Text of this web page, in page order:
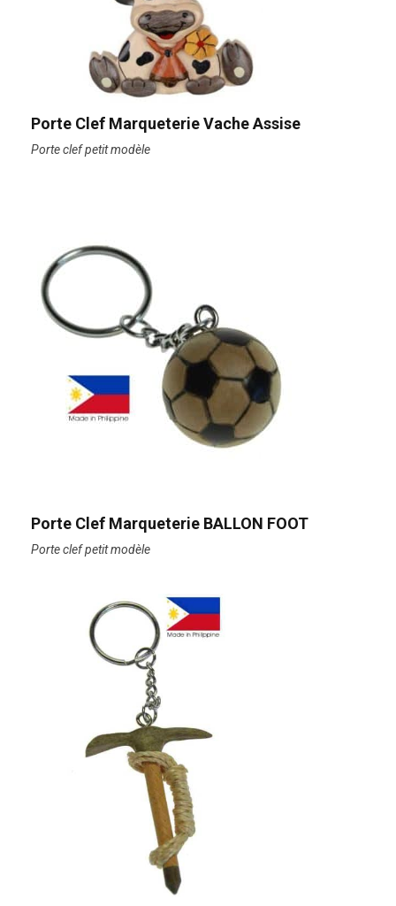
Porte Clef Marqueterie Vache Assise
Porte clef petit modèle
Porte Clef Marqueterie BALLON FOOT
Porte clef petit modèle